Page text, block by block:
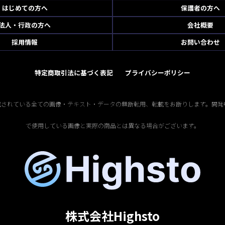
はじめての方へ
保護者の方へ
人・行政の方へ
会社概要
採用情報
お問い合わせ
特定商取引法に基づく表記 プライバシーポリシー
れている全ての画像・テキスト・データの無断転用、転載をお断りします。開
で使用している画像と実際の商品とは異なる場合がございます。
株式会社Highsto